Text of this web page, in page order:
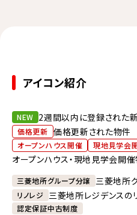
アイコン紹介
NEW 2週間以内に登録された
価格更新 価格更新された物件
オープンハウス開催 現地見学会
オープンハウス・現地見学会開
三菱地所グループ分譲 三菱地所
リノレジ 三菱地所レジデンスの
認定保証中古制度